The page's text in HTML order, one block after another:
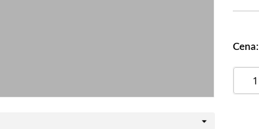
Cena: